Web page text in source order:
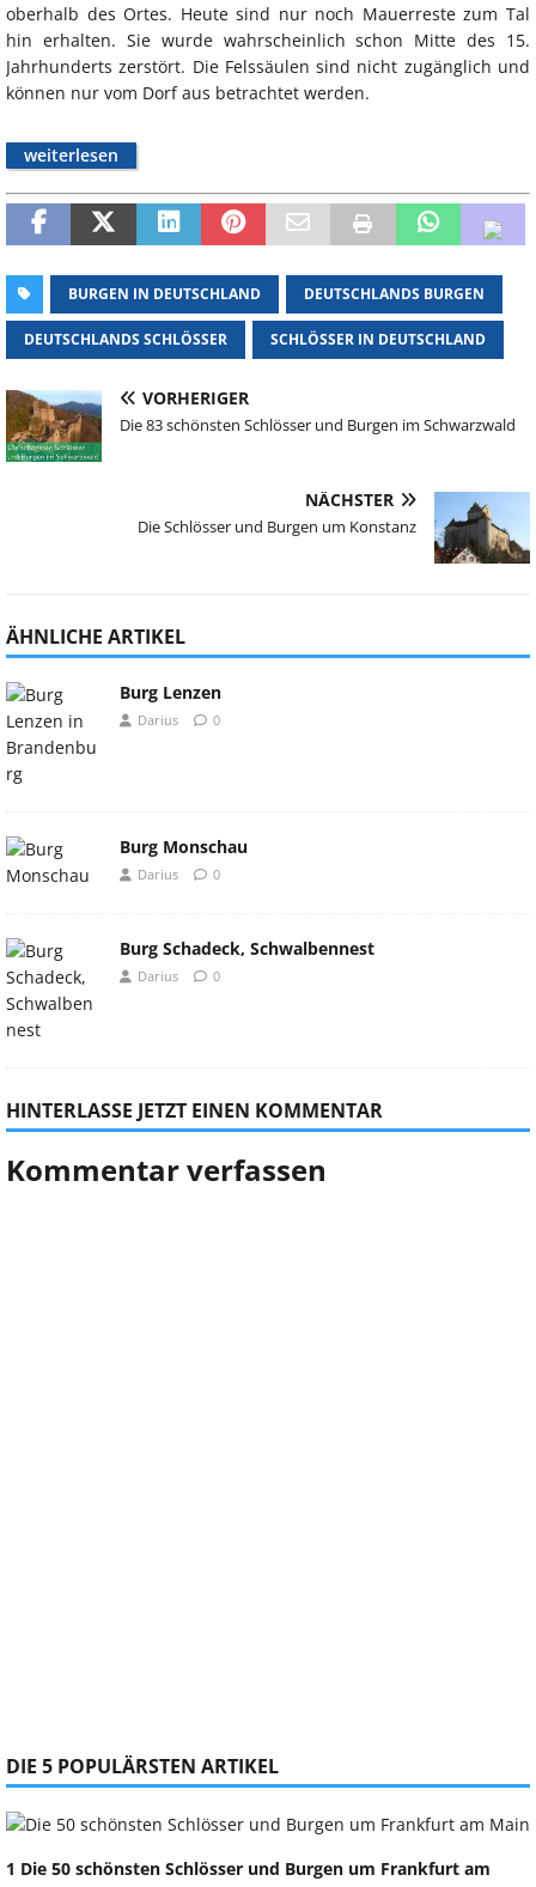
oberhalb des Ortes. Heute sind nur noch Mauerreste zum Tal
hin erhalten. Sie wurde wahrscheinlich schon Mitte des 15.
Jahrhunderts zerstört. Die Felssäulen sind nicht zugänglich und
können nur vom Dorf aus betrachtet werden.
weiterlesen
BURGEN IN DEUTSCHLAND DEUTSCHLANDS BURGEN
DEUTSCHLANDS SCHLÖSSER SCHLÖSSER IN DEUTSCHLAND
VORHERIGER
Die 83 schönsten Schlösser und Burgen im Schwarzwald
NÄCHSTER
Die Schlösser und Burgen um Konstanz
ÄHNLICHE ARTIKEL
Burg Lenzen
Darius 0
Burg Monschau
Darius 0
Burg Schadeck, Schwalbennest
Darius 0
HINTERLASSE JETZT EINEN KOMMENTAR
Kommentar verfassen
DIE 5 POPULÄRSTEN ARTIKEL
1 Die 50 schönsten Schlösser und Burgen um Frankfurt am